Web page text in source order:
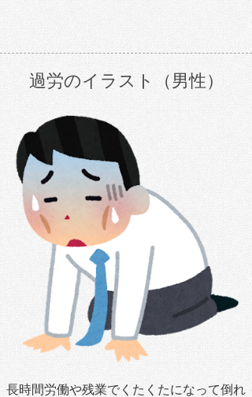
過労のイラスト（男性）
長時間労働や残業でくたくたになって倒れ